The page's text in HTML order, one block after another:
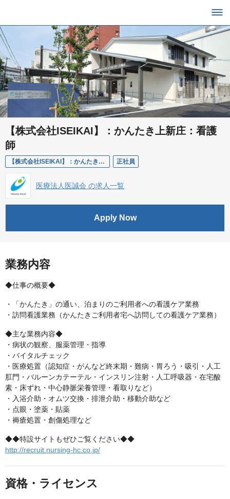
【株式会社ISEIKAI】：かんたき上新庄：看護
師
【株式会社ISEIKAI】：かんたき上新庄：看護師 正社員
医療法人医誠会 の求人一覧
Apply Now
業務内容
◆仕事の概要◆
・「かんたき」の通い、泊まりのご利用者への看護ケア業務
・訪問看護業務（かんたきご利用者宅へ訪問しての看護ケア業務）
◆主な業務内容◆
・病状の観察、服薬管理・指導
・バイタルチェック
・医療処置（認知症・がんなど終末期・難病・胃ろう・吸引・人工
肛門・バルーンカテーテル・インスリン注射・人工呼吸器・在宅酸
素・床ずれ・中心静脈栄養管理・看取りなど）
・入浴介助・オムツ交換・排泄介助・移動介助など
・点眼・塗薬・貼薬
・褥瘡処置・創傷処理など
◆◆特設サイトもぜひご覧ください◆◆
http://recruit.nursing-hc.co.jp/
資格・ライセンス